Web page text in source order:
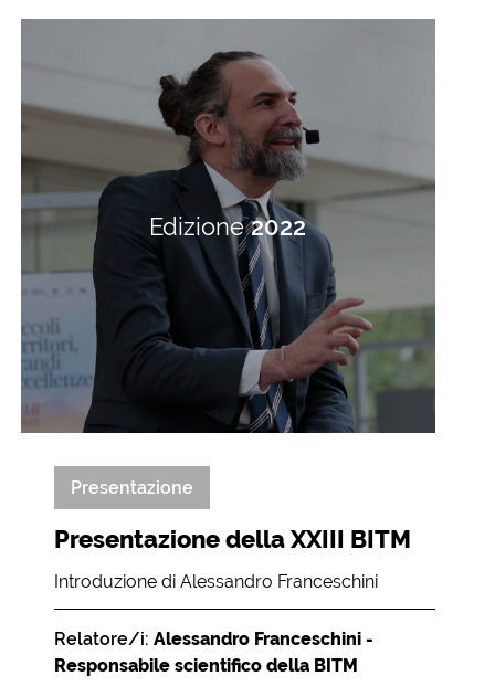
Edizione2022
Presentazione
Presentazione della XXIII BITM
Introduzione di Alessandro Franceschini
Relatore/i: Alessandro Franceschini -
Responsabile scientifico della BITM